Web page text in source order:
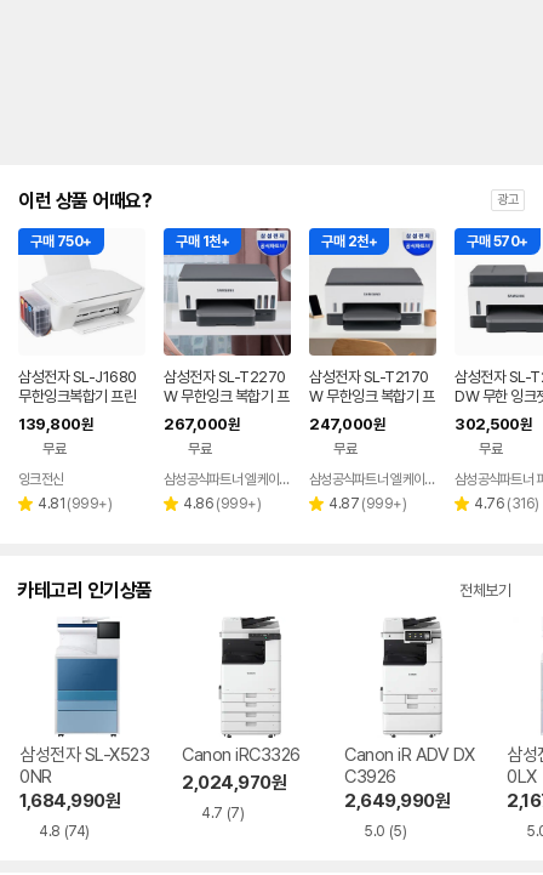
이런 상품 어때요? 광고
구매 750+
삼성전자 SL-J1680
무한잉크복합기 프린
터기 가정용 프린트기
잉크젯 무한리필 컬러
139,800원
무료
페이
잉크전산
별 4.81 리
(999+)
구매 1천+
삼성전자 SL-T2270
W 무한잉크 복합기 프
린터 자동양면인쇄 Wi
-Fi 잉크포함
267,000원
무료
삼성공식파트너 엘케이정보
별 4.86 리
(999+)
구매 2천+
삼성전자 SL-T2170
W 무한잉크 복합기 프
린터 자동양면인쇄 Wi
-Fi 잉크포함
247,000원
무료
삼성공식파트너 엘케이정보
별 4.87 리
(999+)
구매 570+
삼성전자 SL-
DW 무한 잉크
기 무선 프린터
용 사무용 잉크
302,500원
무료
삼성공식파트너
별 4.76 리
(316)
카테고리 인기상품 전체보기
삼성전자 SL-X523
0NR
1,684,990원
4.8 (74)
Canon iRC3326
2,024,970원
4.7 (7)
Canon iR ADV DX
C3926
2,649,990원
5.0 (5)
삼
0LX